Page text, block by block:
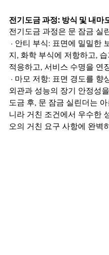
전기도금 과정: 방식 및 내마
전기도금 과정은 문 잠금 실
지, 화학 부식에 저항하고,
적응하고, 서비스 수명을 연
외관과 성능의 장기 안정성
도금 후, 문 잠금 실린더는
니라 거친 조건에서 우수한
오의 거친 요구 사항에 완벽